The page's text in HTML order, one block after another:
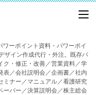
ーポイント資料・パワーポイ
ザイン作成代行・外注。既存パ
ク・修正・改善／営業資料／学
表／会社説明会／企画書／社内
ミナー／マニュアル／看護研究
ーパー／決算説明会／株主総会